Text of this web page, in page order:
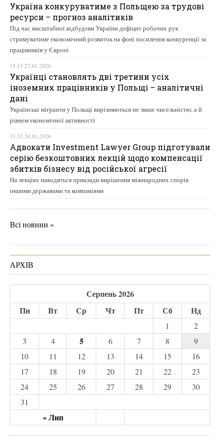
Україна конкуруватиме з Польщею за трудові
ресурси – прогноз аналітиків
Під час масштабної відбудови України дефіцит робочих рук
стримуватиме економічний розвиток на фоні посилення конкуренції за
працівників у Європі
15:15 27.01.2026
Українці становлять дві третини усіх
іноземних працівників у Польщі – аналітичні
дані
Українські мігранти у Польщі вирізняються не лише чисельністю, а й
рівнем економічної активності
11:32 24.01.2026
Адвокати Investment Lawyer Group підготували
серію безкоштовних лекцій щодо компенсації
збитків бізнесу від російської агресії
На лекціях наводяться приклади вирішення міжнародних спорів
іншими державами та компаніями
Всі новини »
АРХІВ
Серпень 2026
Пн
Вт Ср Чт Пт Сб Нд
« Лип
1
2
3
4 5 6 7 8
9
10
11 12 13 14 15
16
17
18 19 20 21 22
23
24
25 26 27 28 29
30
31